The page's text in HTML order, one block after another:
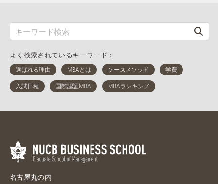
よく検索されているキーワード：
名古屋丸の内